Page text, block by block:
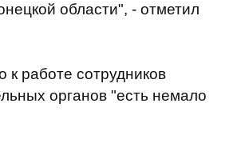
области", - отметил
к работе сотрудников
органов "есть немало